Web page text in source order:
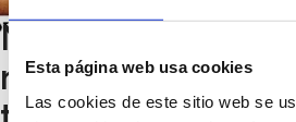
Esta página web usa cookies
Las cookies de este sitio web se
Manzanos
recuperan las